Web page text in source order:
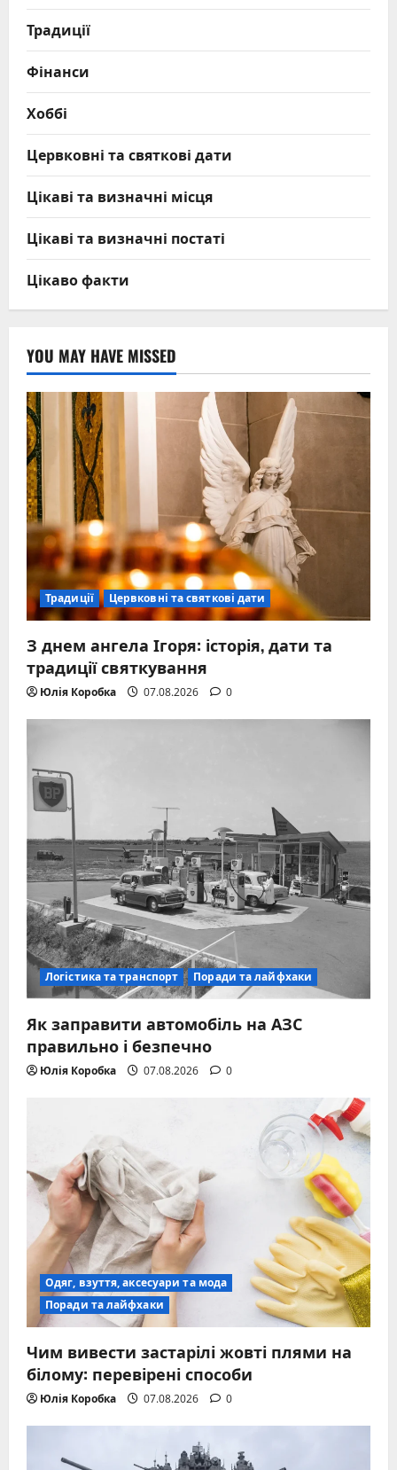
Традиції
Фінанси
Хоббі
Цервковні та святкові дати
Цікаві та визначні місця
Цікаві та визначні постаті
Цікаво факти
YOU MAY HAVE MISSED
Традиції Цервковні та святкові дати
З днем ангела Ігоря: історія, дати та
традиції святкування
Юлія Коробка 07.08.2026 0
Логістика та транспорт Поради та лайфхаки
Як заправити автомобіль на АЗС
правильно і безпечно
Юлія Коробка 07.08.2026 0
Одяг, взуття, аксесуари та мода
Поради та лайфхаки
Чим вивести застарілі жовті плями на
білому: перевірені способи
Юлія Коробка 07.08.2026 0